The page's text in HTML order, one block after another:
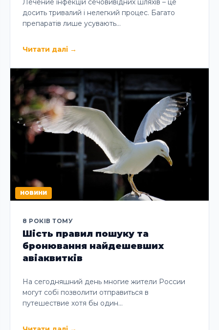
Лечение інфекцій сечовивідних шляхів – це
досить тривалий і нелегкий процес. Багато
препаратів лише усувають…
Читати далі →
НОВИНИ
8 РОКІВ ТОМУ
Шість правил пошуку та
бронювання найдешевших
авіаквитків
На сегодняшний день многие жители России
могут собі позволити отправиться в
путешествие хотя бы один…